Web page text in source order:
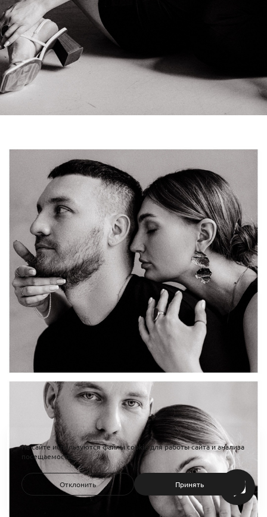
На сайте используются файлы cookie для работы сайта и анализа
посещаемости.
Отклонить Принять